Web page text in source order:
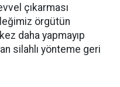
çıkarması
örgütün
daha yapmayıp
silahlı yönteme geri